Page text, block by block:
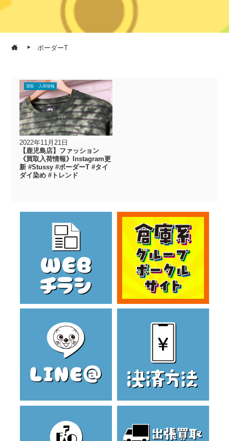
ボーダーT
買取・入荷情報
2022年11月21日
【鹿児島店】ファッション
《買取入荷情報》Instagram更
新 #Stussy #ボーダーT #タイ
ダイ染め #トレンド